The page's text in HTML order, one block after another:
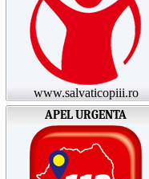
www.salvaticopiii.ro
APEL URGENTA